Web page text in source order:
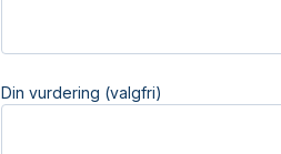
Din vurdering (valgfri)